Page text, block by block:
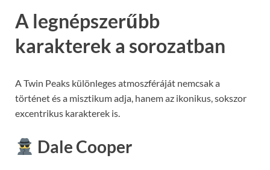
A legnépszerűbb
karakterek a sorozatban
A Twin Peaks különleges atmoszféráját nemcsak a
történet és a misztikum adja, hanem az ikonikus, sokszor
excentrikus karakterek is.
Dale Cooper